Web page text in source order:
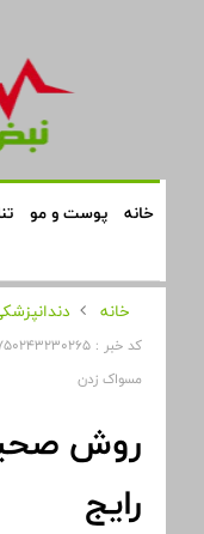
خانه پوست و مو
خانه
کد خبر : 1750243230265
مسواک زدن
روش
رایج